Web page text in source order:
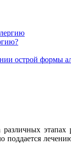
острой формы
поддается